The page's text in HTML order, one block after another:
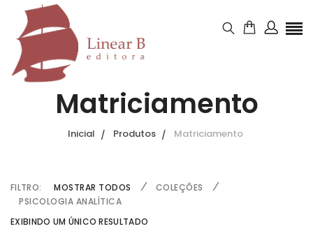
Matriciamento
Inicial Produtos Matriciamento
FILTRO: MOSTRAR TODOS
COLEÇÕES
PSICOLOGIA ANALÍTICA
EXIBINDO UM ÚNICO RESULTADO